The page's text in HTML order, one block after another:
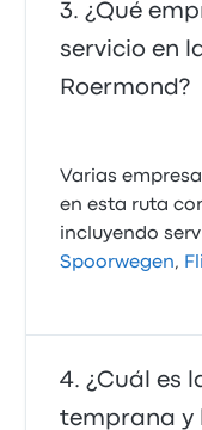
¿Qué
servicio en
Roermond?
Varias
en esta ruta
incluyendo
Spoorwegen,
¿Cuál es
temprana y